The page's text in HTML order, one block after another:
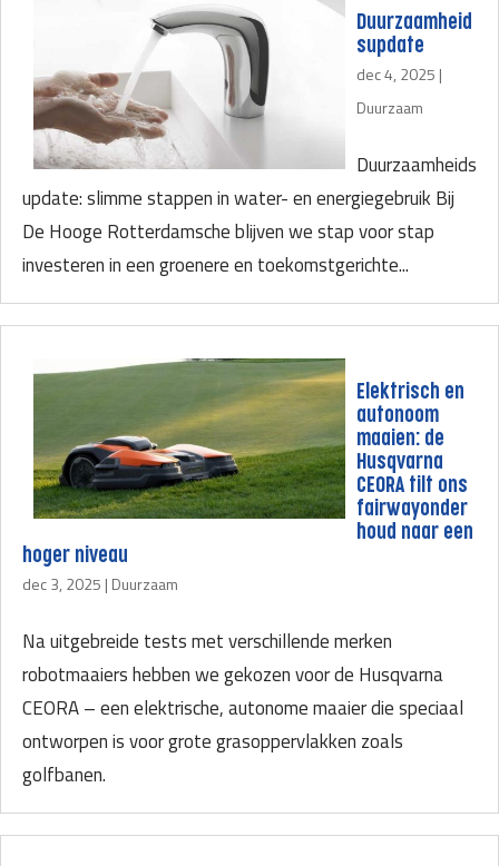
Duurzaamheid
supdate
dec 4, 2025 |
Duurzaam
Duurzaamheids
update: slimme stappen in water- en energiegebruik Bij
De Hooge Rotterdamsche blijven we stap voor stap
investeren in een groenere en toekomstgerichte...
Elektrisch en
autonoom
maaien: de
Husqvarna
CEORA tilt ons
fairwayonder
houd naar een
hoger niveau
dec 3, 2025 | Duurzaam
Na uitgebreide tests met verschillende merken
robotmaaiers hebben we gekozen voor de Husqvarna
CEORA – een elektrische, autonome maaier die speciaal
ontworpen is voor grote grasoppervlakken zoals
golfbanen.